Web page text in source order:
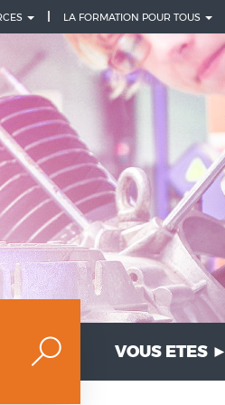
LA FORMATION POUR TOUS
VOUS ETES ►